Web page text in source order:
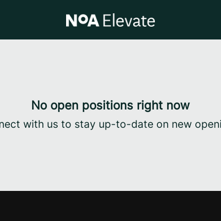
No open positions right now
with us to stay up-to-date on new